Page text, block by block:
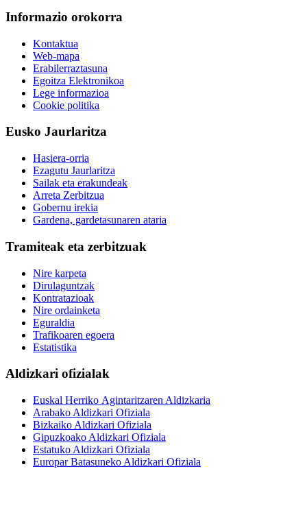
Informazio orokorra
Kontaktua
Web-mapa
Erabilerraztasuna
Egoitza Elektronikoa
Lege informazioa
Cookie politika
Eusko Jaurlaritza
Hasiera-orria
Ezagutu Jaurlaritza
Sailak eta erakundeak
Arreta Zerbitzua
Gobernu irekia
Gardena, gardetasunaren ataria
Tramiteak eta zerbitzuak
Nire karpeta
Dirulaguntzak
Kontratazioak
Nire ordainketa
Eguraldia
Trafikoaren egoera
Estatistika
Aldizkari ofizialak
Euskal Herriko Agintaritzaren Aldizkaria
Arabako Aldizkari Ofiziala
Bizkaiko Aldizkari Ofiziala
Gipuzkoako Aldizkari Ofiziala
Estatuko Aldizkari Ofiziala
Europar Batasuneko Aldizkari Ofiziala